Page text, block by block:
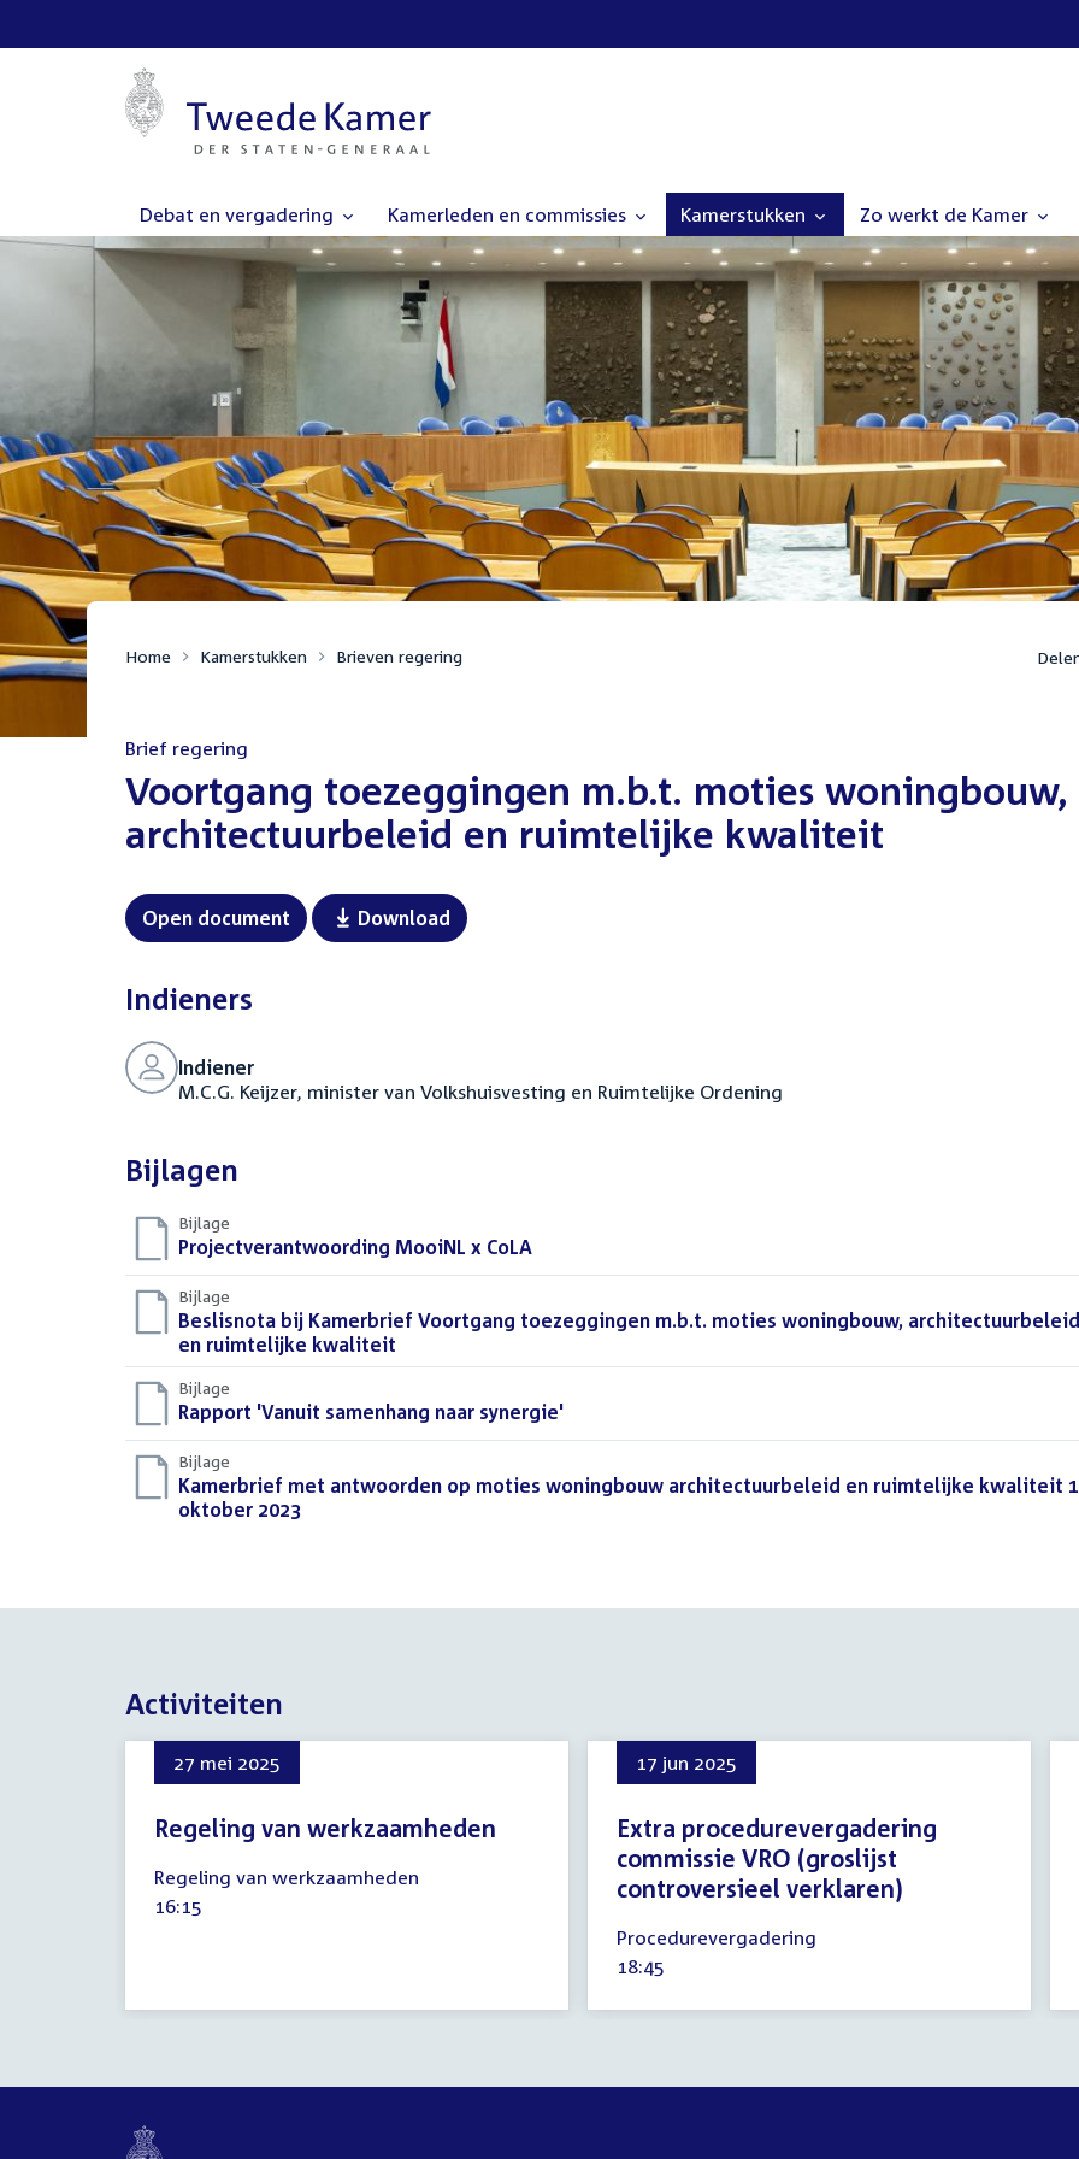
Debat en vergadering Kamerleden en commissies Kamerstukken Zo werkt de Kamer
Home Kamerstukken Brieven regering
Brief regering
:Voortgang toezeggingen m.b.t. moties woningbouw,
architectuurbeleid en ruimtelijke kwaliteit
Open document Download
Indieners
Indiener
M.C.G. Keijzer, minister van Volkshuisvesting en Ruimtelijke Ordening
Bijlagen
Bijlage
Download
bestand:
Projectverantwoording MooiNL x CoLA
Bijlage
Download
bestand:
Beslisnota bij Kamerbrief Voortgang toezeggingen m.b.t. moties woningbouw, architectuurbeleid
en ruimtelijke kwaliteit
Bijlage
Download
bestand:
Rapport 'Vanuit samenhang naar synergie'
Bijlage
Download
bestand:
Kamerbrief met antwoorden op moties woningbouw architectuurbeleid en ruimtelijke kwaliteit
oktober 2023
Activiteiten
27 mei 2025
Regeling van werkzaamheden
mei
2025
Regeling van werkzaamheden
Tijd
16:15
17 jun 2025
Extra procedurevergadering
commissie VRO (groslijst
controversieel verklaren)
juni
2025
Procedurevergadering
Tijd
18:45